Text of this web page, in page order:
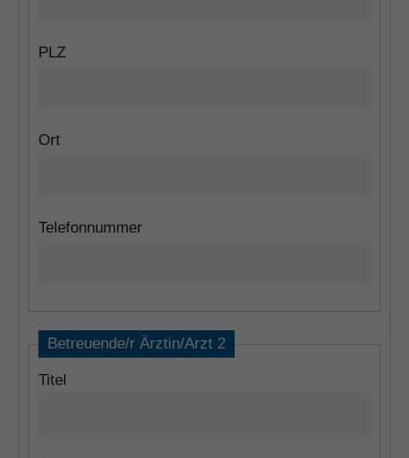
PLZ
Ort
Telefonnummer
Betreuende/r Ärztin/Arzt 2
Titel